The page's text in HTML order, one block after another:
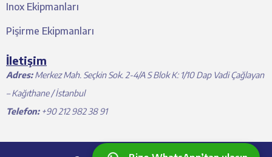
Inox Ekipmanları
Pişirme Ekipmanları
İletişim
Adres:Merkez Mah. Seçkin Sok. 2-4/A S Blok K: 1/10 Dap Vadi Çağlayan
– Kağıthane / İstanbul
Telefon:+90 212 982 38 91